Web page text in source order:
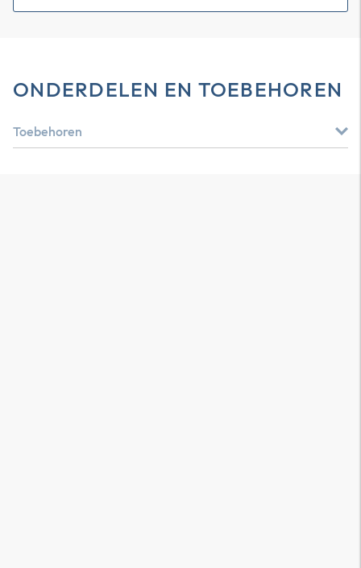
ONDERDELEN EN TOEBEHOREN
Toebehoren